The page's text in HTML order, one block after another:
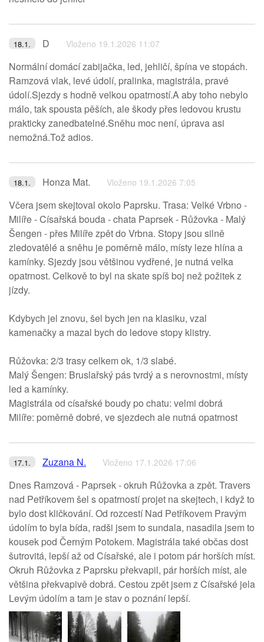
18.1. D Vloženo 19.1.2026 11:07
Normální domácí zabijačka, led, jehličí, špína ve stopách.
Ramzová vlak, levé údolí, pralinka, magistrála, pravé
údolí.Sjezdy s hodně velkou opatrností.A aby toho nebylo
málo, tak spousta pěších, ale škody přes ledovou krustu
prakticky zanedbatelné.Sněhu moc není, úprava asi
nemožná.Tož adios.
18.1. Honza Mat. Vloženo 19.1.2026 7:05
Včera jsem skejtoval okolo Paprsku. Trasa: Velké Vrbno -
Milíře - Císařská bouda - chata Paprsek - Růžovka - Malý
Šengen - přes Milíře zpět do Vrbna. Stopy jsou silně
zledovatělé a sněhu je poměrně málo, místy leze hlína a
kamínky. Sjezdy jsou většinou vydřené, je nutná velka
opatrnost. Celkově to byl na skate spíš boj než požitek z
jízdy.
Kdybych jel znovu, šel bych jen na klasiku, vzal
kamenačky a mazal bych do ledove stopy klistry.
Růžovka: 2/3 trasy celkem ok, 1/3 slabé.
Malý Šengen: Bruslařský pás tvrdý a s nerovnostmi, místy
led a kamínky.
Magistrála od císařské boudy po chatu: velmi dobrá
Milíře: poměrně dobré, ve sjezdech ale nutná opatrnost
17.1. Zuzana N. Vloženo 17.1.2026 17:06
Dnes Ramzová - Paprsek - okruh Růžovka a zpět. Travers
nad Petříkovem šel s opatrností projet na skejtech, i když to
bylo dost kličkování. Od rozcestí Nad Petříkovem Pravým
údolím to byla bída, radši jsem to sundala, nasadila jsem to
kousek pod Černým Potokem. Magistrála také občas dost
šutrovitá, lepší až od Císařské, ale i potom pár horších míst.
Okruh Růžovka z Paprsku překvapil, pár horších míst, ale
většina překvapivě dobrá. Cestou zpět jsem z Císařské jela
Levým údolím a tam je stav o poznání lepší.